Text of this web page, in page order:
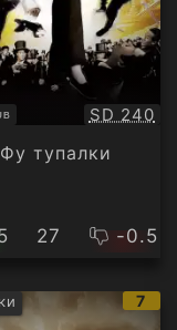
SD 240
тупалки
27 -0.5
7